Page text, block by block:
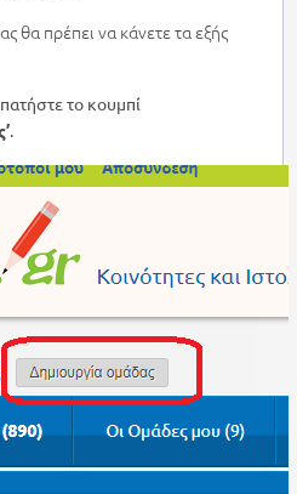
θα πρέπει να κάνετε τα εξής
το κουμπί
.